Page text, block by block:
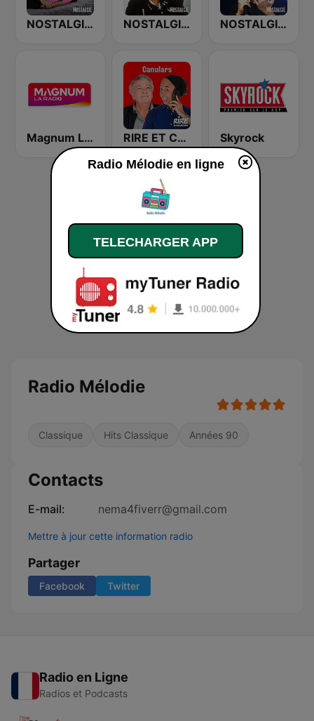
NOSTALGIE GENERATION 80 NOSTALGIE LEGENDES NOSTALGIE ITALIA
Magnum La Radio RIRE ET CHANSONS CANULARS Skyrock
Radio Mélodie
Classique Hits Classique Années 90
Contacts
E-mail: nema4fiverr@gmail.com
Mettre à jour cette information radio
Partager
Facebook Twitter
Radio en Ligne
Radios et Podcasts
Radio Mélodie en ligne
TELECHARGER APP